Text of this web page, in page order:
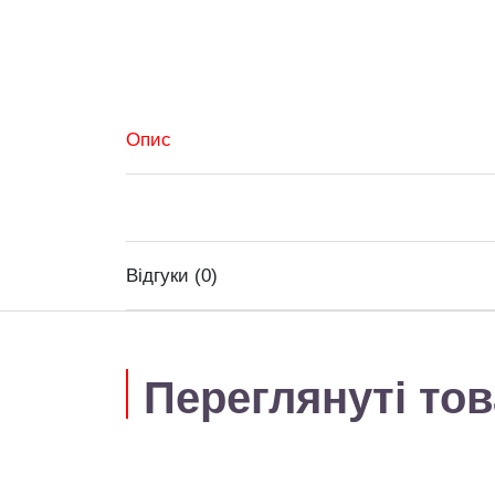
Опис
Відгуки (0)
Переглянуті